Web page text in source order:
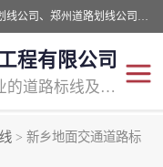
周口中为交通设施工程有限公司是一家洛阳道路划线公司、郑州道路划线公司、平顶山道路车位划线公司、开封车位划线公司、许昌道路车位划线公司、漯河道路车位划线公司，公司始终坚持“诚信、匠心、专注”的宗旨；我们的经营理念是：的服务。
程有限公司
专注道路标线施工，专业的道路标线及交通设施施工服务商!
> 新乡地面交通道路标